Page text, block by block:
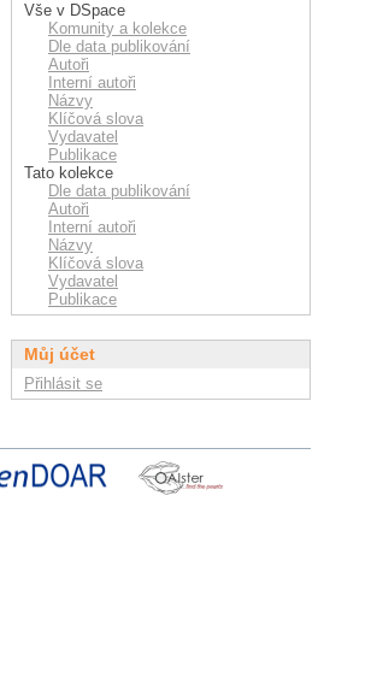
Vše v DSpace
Komunity a kolekce
Dle data publikování
Autoři
Interní autoři
Názvy
Klíčová slova
Vydavatel
Publikace
Tato kolekce
Dle data publikování
Autoři
Interní autoři
Názvy
Klíčová slova
Vydavatel
Publikace
Můj účet
Přihlásit se